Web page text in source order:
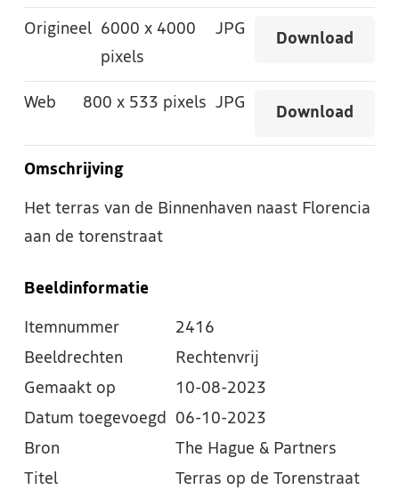
Origineel 6000 x 4000
pixels
JPG
Download
Web 800 x 533 pixels JPG
Download
Omschrijving
Het terras van de Binnenhaven naast Florencia
aan de torenstraat
Beeldinformatie
Itemnummer
2416
Beeldrechten
Rechtenvrij
Gemaakt op
10-08-2023
Datum toegevoegd
06-10-2023
Bron
The Hague & Partners
Titel
Terras op de Torenstraat